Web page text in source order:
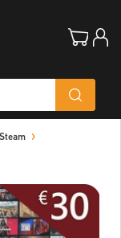
Steam